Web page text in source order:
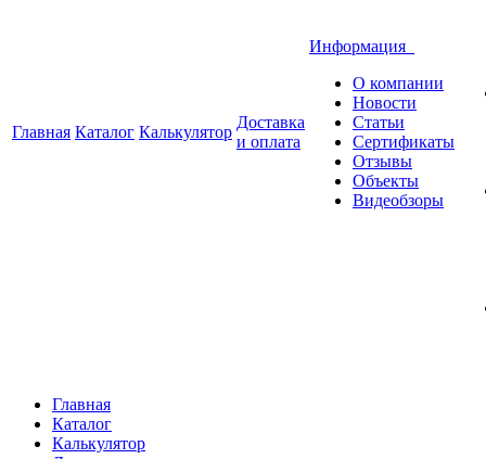
Главная Каталог Калькулятор
Доставка
и оплата
Информация
О компании
Новости
Статьи
Сертификаты
Отзывы
Объекты
Видеобзоры
Главная
Каталог
Калькулятор